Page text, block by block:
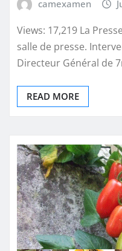
camexamen
Views: 17,219 La
salle de presse.
Directeur Général de
READ MORE